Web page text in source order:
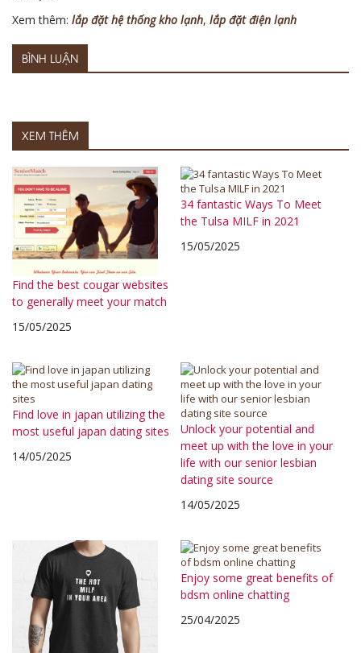
Xem thêm: lắp đặt hệ thống kho lạnh, lắp đặt điện lạnh
BÌNH LUẬN
XEM THÊM
Find the best cougar websites
to generally meet your match
15/05/2025
34 fantastic Ways To Meet
the Tulsa MILF in 2021
15/05/2025
Find love in japan utilizing the
most useful japan dating sites
14/05/2025
Unlock your potential and
meet up with the love in your
life with our senior lesbian
dating site source
14/05/2025
Enjoy some great benefits of
bdsm online chatting
25/04/2025